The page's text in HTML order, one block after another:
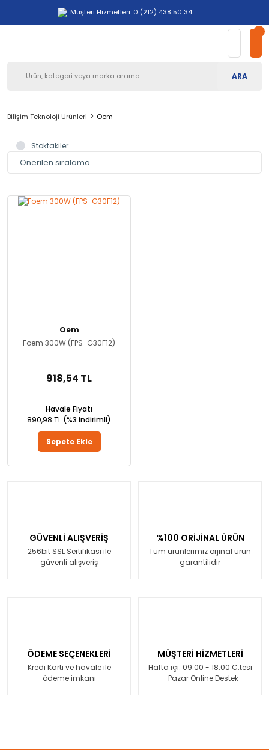
Müşteri Hizmetleri: 0 (212) 438 50 34
ARA
Bilişim Teknoloji Ürünleri Oem
Stoktakiler
Oem
Foem 300W (FPS-G30F12)
918,54 TL
Havale Fiyatı
890,98 TL (%3 indirimli)
Sepete Ekle
GÜVENLİ ALIŞVERİŞ
256bit SSL Sertifikası ile
güvenli alışveriş
%100 ORİJİNAL ÜRÜN
Tüm ürünlerimiz orjinal ürün
garantilidir
ÖDEME SEÇENEKLERİ
Kredi Kartı ve havale ile
ödeme imkanı
MÜŞTERİ HİZMETLERİ
Hafta içi: 09:00 - 18:00 C.tesi
- Pazar Online Destek